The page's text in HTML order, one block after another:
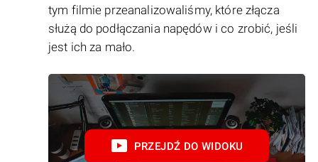
tym filmie przeanalizowaliśmy, które złącza
służą do podłączania napędów i co zrobić, jeśli
jest ich za mało.
PRZEJDŹ DO WIDOKU